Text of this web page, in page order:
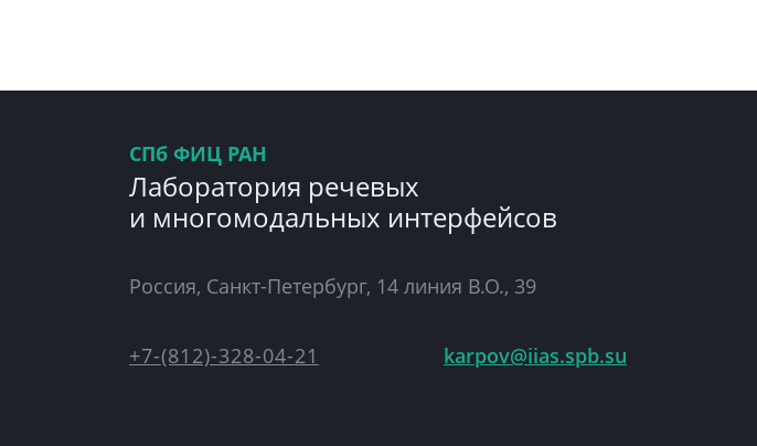
СПб ФИЦ РАН
Лаборатория речевых
и многомодальных интерфейсов
Россия, Санкт-Петербург, 14 линия В.О., 39
+7-(812)-328-04-21 karpov@iias.spb.su